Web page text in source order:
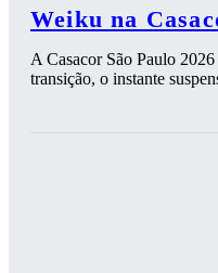
Weiku na
A Casacor São Paulo
transição, o instante